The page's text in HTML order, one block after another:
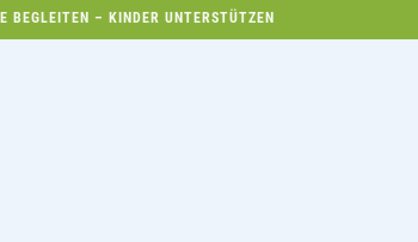
BEGLEITEN – KINDER UNTERSTÜTZEN